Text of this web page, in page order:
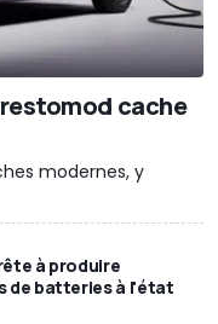
cache
modernes, y
à produire
de batteries à l'état